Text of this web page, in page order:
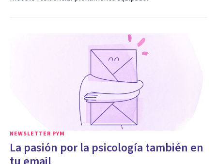
NEWSLETTER PYM
La pasión por la psicología también en